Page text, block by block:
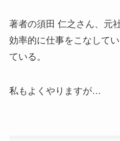
著者の須田 仁之さん、元
効率的に仕事をこなして
ている。
私もよくやりますが…